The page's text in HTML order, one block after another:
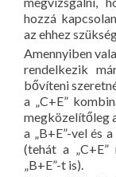
hozzá
az ehhez
Amennyiben
rendelkezik
bővíteni
a „C+E”
megközelítőleg
a „B+E”-vel és
(tehát a
„B+E”-t is).